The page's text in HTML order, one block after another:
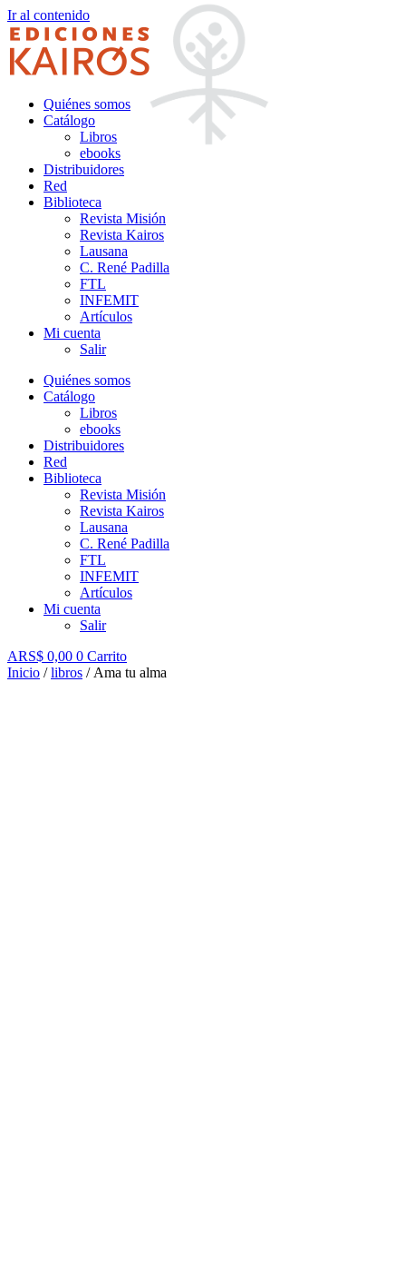
Ir al contenido
Quiénes somos
Catálogo
Libros
ebooks
Distribuidores
Red
Biblioteca
Revista Misión
Revista Kairos
Lausana
C. René Padilla
FTL
INFEMIT
Artículos
Mi cuenta
Salir
Quiénes somos
Catálogo
Libros
ebooks
Distribuidores
Red
Biblioteca
Revista Misión
Revista Kairos
Lausana
C. René Padilla
FTL
INFEMIT
Artículos
Mi cuenta
Salir
ARS$ 0,00 0 Carrito
Inicio /libros / Ama tu alma